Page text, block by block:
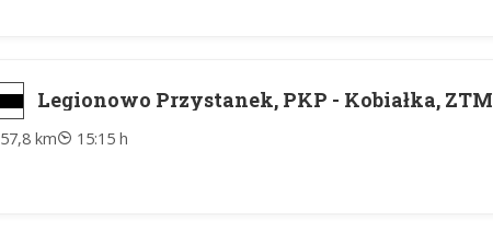
Legionowo Przystanek, PKP - Kobiałka, ZTM
57,8 km 15:15 h